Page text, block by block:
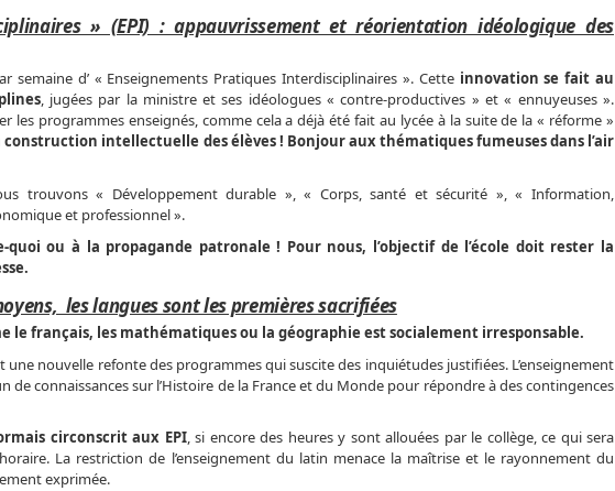
» (EPI) : appauvrissement et réorientation idéologique des
d’ « Enseignements Pratiques Interdisciplinaires ». Cette innovation se fait au
, jugées par la ministre et ses idéologues « contre-productives » et « ennuyeuses ».
les programmes enseignés, comme cela a déjà été fait au lycée à la suite de la « réforme »
intellectuelle des élèves ! Bonjour aux thématiques fumeuses dans l’air
trouvons « Développement durable », « Corps, santé et sécurité », « Information,
et professionnel ».
ou à la propagande patronale ! Pour nous, l’objectif de l’école doit rester la
les langues sont les premières sacrifiées
le français, les mathématiques ou la géographie est socialement irresponsable.
nouvelle refonte des programmes qui suscite des inquiétudes justifiées. L’enseignement
de connaissances sur l’Histoire de la France et du Monde pour répondre à des contingences
circonscrit aux EPI, si encore des heures y sont allouées par le collège, ce qui sera
La restriction de l’enseignement du latin menace la maîtrise et le rayonnement du
exprimée.